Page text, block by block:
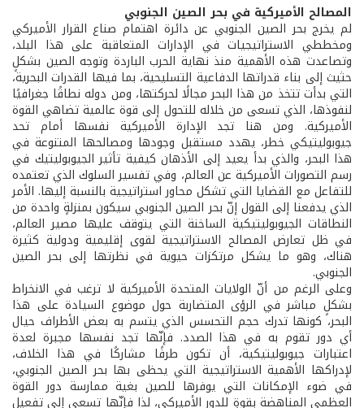
المصالح الأميركية في بحر الصين الجنوبي
لم يخرج بحر الصين الجنوبي عن دائرة اهتمام صناع القرار الأميركي
ومخططي الاستراتيجيات في الإدارات المتعاقبة على هذا البلد،
وتصاعدت هذه الأهمية منذ نهاية الحرب الباردة وتوجه الصين بشكلٍ
حثيث إلى بناء قدراتها الدفاعية التسليحية، بما فيها القدرات البحرية،
التي بدأت تتخذ من هذا البحر مجالًا لحركتها، ومن دوله نطاقًا جغرافيًا
لنفوذها، الذي تسعى من خلاله للتحول إلى قوة عالمية تضاهي القوة
الأميركية. ومن هنا تجد الإدارة الأميركية نفسها أمام تحد
جيوبوليتيكي خطر، يهدد مستقبل وجودها ومصالحها المتنوعة في
هذا البحر، والذي بدأ يعيد إلى الأذهان كيفية تأثير الجيوبوليتيك في
رسم التصورات الأميركية عن العالم، وفي تفسير السلوك الذي تعتمده
للتفاعل مع القضايا التي تشكل محاور استراتيجية بالنسبة إليها. الأمر
الذي يدفعنا إلى القول إنّ بحر الصين الجنوبي سيكون بمنزلةٍ واحدة من
النطاقات الجيوبوليتيكية الساخنة التي يتوقف عليها مصير العالم،
في ظل تعارض المصالح الاستراتيجية لقوى إقليمية ودولية كثيرة
هناك، وهو ما يشكل مرتكزات حيوية في نظرتها إلى بحر الصين
الجنوبي.
وعلى الرغم من أنّ الولايات المتحدة الأميركية لا ترغب في الانخراط
بشكلٍ مباشر في الرؤى المتضاربة حول موضوع السيادة على هذا
البحر، كونها تدرك حجم التحسس الذي يتسم به بعض الأطراف حيال
أي دور تقوم به في هذا الصدد. فإنّها تجد نفسها مجبرة لعدة
اعتبارات جيوبوليتيكية، أن تكون طرفًا مشاركًا في هذا الخلاف،
لإدراكها الأهمية الاستراتيجية التي يحظى بها بحر الصين الجنوبي،
في ضوء الإمكانات التي يوفرها للصين بغية ممارسة دور القوة
العظمى المناهضة بقوةٍ للدور الأميركي، لذا فإنّها تسعى إلى تفعيل